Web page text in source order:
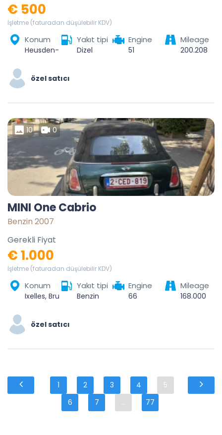
€ 500
İşletme (faturadan düşülebilir KDV)
Konum Yakıt tipi
Dizel
Engine
51
Mileage
200.208
özel satıcı
10 0
MINI One Cabrio
Benzin 2007
Gerekli Fiyat
€ 1.000
İşletme (faturadan düşülebilir KDV)
Konum Yakıt tipi
Benzin
Engine
66
Mileage
168.000
özel satıcı
1 2 3 4
5
6
7 ... 77